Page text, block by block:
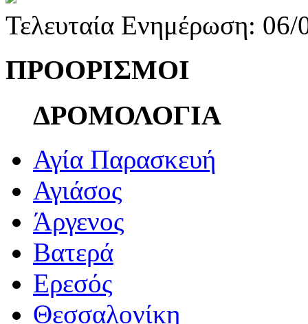
Τελευταία Ενημέρωση:
ΠΡΟΟΡΙΣΜΟΙ
ΔΡΟΜΟΛΟΓΙΑ
Αγία Παρασκευή
Αγιάσος
Άργενος
Βατερά
Ερεσός
Θεσσαλονίκη